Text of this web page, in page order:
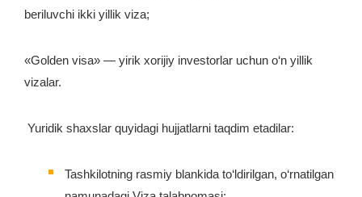
beriluvchi ikki yillik viza;
«Golden visa» — yirik xorijiy investorlar uchun o‘n yillik
vizalar.
Yuridik shaxslar quyidagi hujjatlarni taqdim etadilar:
Tashkilotning rasmiy blankida to‘ldirilgan, o‘rnatilgan